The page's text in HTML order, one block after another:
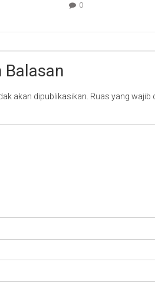
0
Balasan
akan dipublikasikan. Ruas yang wajib